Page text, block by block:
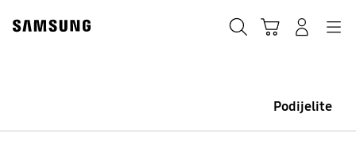
content
accessibility
Podijelite